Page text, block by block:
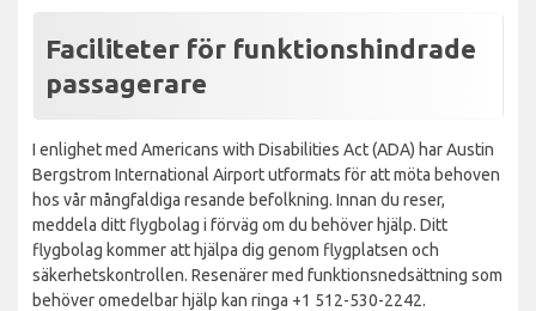
Faciliteter för funktionshindrade
passagerare
I enlighet med Americans with Disabilities Act (ADA) har Austin
Bergstrom International Airport utformats för att möta behoven
hos vår mångfaldiga resande befolkning. Innan du reser,
meddela ditt flygbolag i förväg om du behöver hjälp. Ditt
flygbolag kommer att hjälpa dig genom flygplatsen och
säkerhetskontrollen. Resenärer med funktionsnedsättning som
behöver omedelbar hjälp kan ringa +1 512-530-2242.